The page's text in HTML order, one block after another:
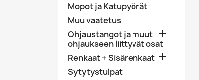
Mopot ja Katupyörät
Muu vaatetus
Ohjaustangot ja muut
ohjaukseen liittyvät osat

Renkaat + Sisärenkaat 
Sytytystulpat